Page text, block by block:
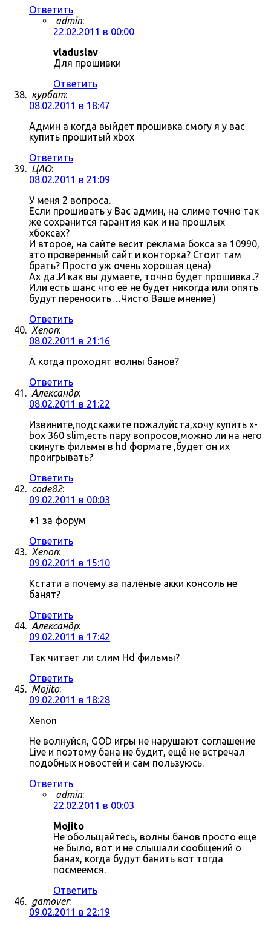
Ответить
admin:
22.02.2011 в 00:00
vladuslav
Для прошивки
Ответить
курбат:
08.02.2011 в 18:47
Админ а когда выйдет прошивка смогу я у вас
купить прошитый xbox
Ответить
ЦАО:
08.02.2011 в 21:09
У меня 2 вопроса.
Если прошивать у Вас админ, на слиме точно так
же сохранится гарантия как и на прошлых
хбоксах?
И второе, на сайте весит реклама бокса за 10990,
это проверенный сайт и конторка? Стоит там
брать? Просто уж очень хорошая цена)
Ах да..И как вы думаете, точно будет прошивка..?
Или есть шанс что её не будет никогда или опять
будут переносить…Чисто Ваше мнение.)
Ответить
Xenon:
08.02.2011 в 21:16
А когда проходят волны банов?
Ответить
Александр:
08.02.2011 в 21:22
Извините,подскажите пожалуйста,хочу купить x-
box 360 slim,есть пару вопросов,можно ли на него
скинуть фильмы в hd формате ,будет он их
проигрывать?
Ответить
code82:
09.02.2011 в 00:03
+1 за форум
Ответить
Xenon:
09.02.2011 в 15:10
Кстати а почему за палёные акки консоль не
банят?
Ответить
Александр:
09.02.2011 в 17:42
Так читает ли слим Hd фильмы?
Ответить
Mojito:
09.02.2011 в 18:28
Xenon
Не волнуйся, GOD игры не нарушают соглашение
Live и поэтому бана не будит, ещё не встречал
подобных новостей и сам пользуюсь.
Ответить
admin:
22.02.2011 в 00:03
Mojito
Не обольщайтесь, волны банов просто еще
не было, вот и не слышали сообщений о
банах, когда будут банить вот тогда
посмеемся.
Ответить
gamover:
09.02.2011 в 22:19